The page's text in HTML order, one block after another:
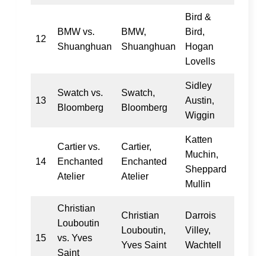
12
BMW vs.
Shuanghuan
BMW,
Shuanghuan
Bird &
Bird,
Hogan
Lovells
13
Swatch vs.
Bloomberg
Swatch,
Bloomberg
Sidley
Austin,
Wiggin
14
Cartier vs.
Enchanted
Atelier
Cartier,
Enchanted
Atelier
Katten
Muchin,
Sheppard
Mullin
15
Christian
Louboutin
vs. Yves
Saint
Christian
Louboutin,
Yves Saint
Darrois
Villey,
Wachtell